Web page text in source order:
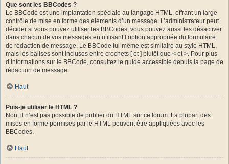
Que sont les BBCodes ?
Le BBCode est une implantation spéciale au langage HTML, offrant un large
contrôle de mise en forme des éléments d’un message. L’administrateur peut
décider si vous pouvez utiliser les BBCodes, vous pouvez aussi les désactiver
dans chacun de vos messages en utilisant l’option appropriée du formulaire
de rédaction de message. Le BBCode lui-même est similaire au style HTML,
mais les balises sont incluses entre crochets [ et ] plutôt que < et >. Pour plus
d’informations sur le BBCode, consultez le guide accessible depuis la page de
rédaction de message.
Haut
Puis-je utiliser le HTML ?
Non, il n’est pas possible de publier du HTML sur ce forum. La plupart des
mises en forme permises par le HTML peuvent être appliquées avec les
BBCodes.
Haut